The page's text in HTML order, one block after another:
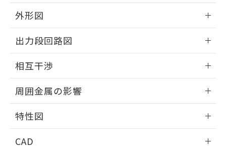
外形図
外形図
出力段回路図
出力段回路図
相互干渉
相互干渉
周囲金属の影響
周囲金属の影響
特性図
CAD
をご了承ください。
の共同利用に関して"
の「1.共同利
用者の範囲」に記載されている法人を
指します。
EU RoHS指令（10物質）の非含有証明書
51物質の非含有証明書（当社基準）
るもので、過去に遡って非含有を証明する
ものではありません。
また、RoHS指令のフタル酸エステル類４
物質の対応では、対応完了までの期間は出
荷製品に未対応品が混在することから備考
欄に対応日を記載しておりました。
していることから、特段のことがない限
り、2022年1月12日より割愛しておりま